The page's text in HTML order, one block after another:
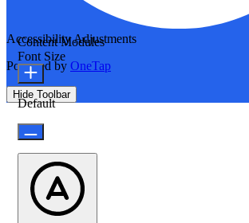
Accessibility Adjustments
Powered by OneTap
Hide Toolbar
Content Modules
Font Size
Default